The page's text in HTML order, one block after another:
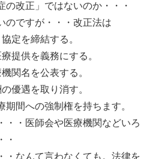
の改正」ではないのか・・・
のですが・・・改正法は
定を締結する。
提供を義務にする。
関名を公表する。
優遇を取り消す。
間への強制権を持ちます。
・・医師会や医療機関などいろ
・
・なんて言わなくても。法律を